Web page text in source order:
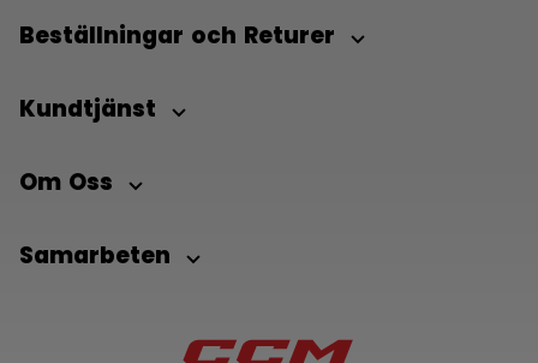
Beställningar och Returer
Kundtjänst
Om Oss
Samarbeten